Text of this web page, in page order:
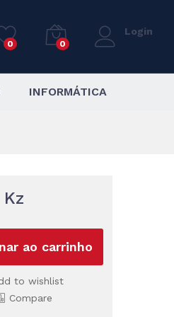
0 0
Login
INFORMÁTICA
Kz
ao carrinho
to wishlist
Compare